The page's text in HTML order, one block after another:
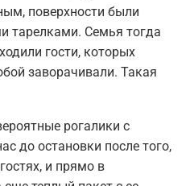
поверхности были
тарелками. Семья тогда
гости, которых
заворачивали. Такая
рогалики с
до остановки после того,
и прямо в